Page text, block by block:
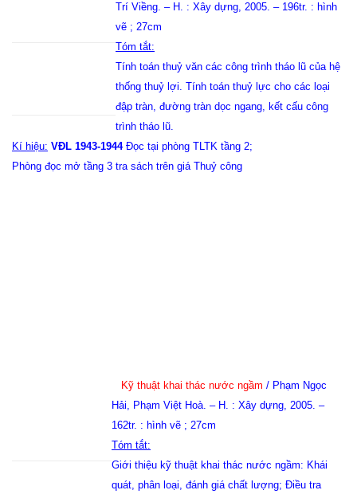
Trí Viềng. – H. : Xây dựng, 2005. – 196tr. : hình
vẽ ; 27cm
Tóm tắt:
Tính toán thuỷ văn các công trình tháo lũ của hệ
thống thuỷ lợi. Tính toán thuỷ lực cho các loại
đập tràn, đường tràn dọc ngang, kết cấu công
trình tháo lũ.
Kí hiệu: VĐL 1943-1944Đọc tại phòng TLTK tầng 2;
Phòng đọc mở tầng 3 tra sách trên giá Thuỷ công
Kỹ thuật khai thác nước ngầm / Phạm Ngọc
Hải, Phạm Việt Hoà. – H. : Xây dựng, 2005. –
162tr. : hình vẽ ; 27cm
Tóm tắt:
Giới thiệu kỹ thuật khai thác nước ngầm: Khái
quát, phân loại, đánh giá chất lượng; Điều tra